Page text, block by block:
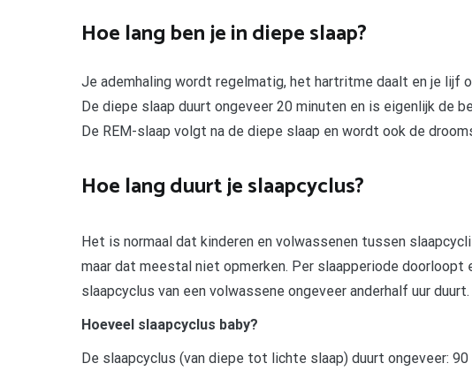
Hoe lang ben je in diepe slaap?
Je ademhaling wordt regelmatig, het hartritme daalt en je lijf
De diepe slaap duurt ongeveer 20 minuten en is eigenlijk de
De REM-slaap volgt na de diepe slaap en wordt ook de
Hoe lang duurt je slaapcyclus?
Het is normaal dat kinderen en volwassenen tussen
maar dat meestal niet opmerken. Per slaapperiode doorloopt
slaapcyclus van een volwassene ongeveer anderhalf uur duurt.
Hoeveel slaapcyclus baby?
De slaapcyclus (van diepe tot lichte slaap) duurt ongeveer: